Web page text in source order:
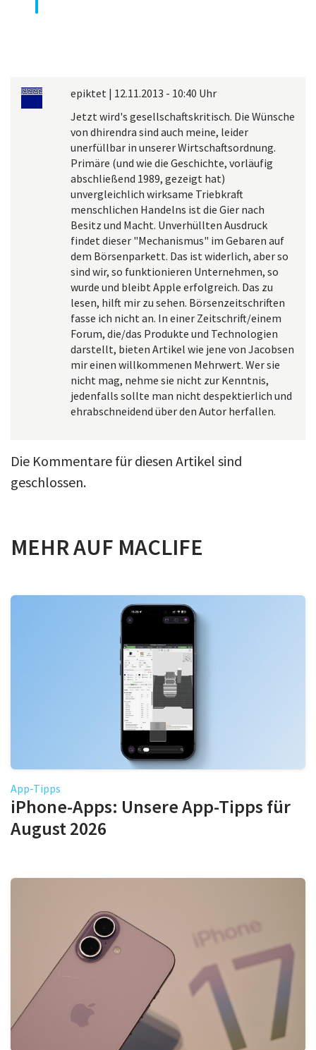
epiktet | 12.11.2013 - 10:40 Uhr
Jetzt wird's gesellschaftskritisch. Die Wünsche
von dhirendra sind auch meine, leider
unerfüllbar in unserer Wirtschaftsordnung.
Primäre (und wie die Geschichte, vorläufig
abschließend 1989, gezeigt hat)
unvergleichlich wirksame Triebkraft
menschlichen Handelns ist die Gier nach
Besitz und Macht. Unverhüllten Ausdruck
findet dieser "Mechanismus" im Gebaren auf
dem Börsenparkett. Das ist widerlich, aber so
sind wir, so funktionieren Unternehmen, so
wurde und bleibt Apple erfolgreich. Das zu
lesen, hilft mir zu sehen. Börsenzeitschriften
fasse ich nicht an. In einer Zeitschrift/einem
Forum, die/das Produkte und Technologien
darstellt, bieten Artikel wie jene von Jacobsen
mir einen willkommenen Mehrwert. Wer sie
nicht mag, nehme sie nicht zur Kenntnis,
jedenfalls sollte man nicht despektierlich und
ehrabschneidend über den Autor herfallen.
Die Kommentare für diesen Artikel sind
geschlossen.
MEHR AUF MACLIFE
App-Tipps
iPhone-Apps: Unsere App-Tipps für
August 2026